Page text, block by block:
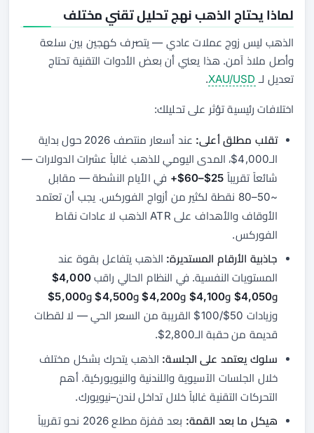
لماذا يحتاج الذهب نهج تحليل تقني مختلف
الذهب ليس زوج عملات عادي — يتصرف كهجين بين سلعة
وأصل ملاذ آمن. هذا يعني أن بعض الأدوات التقنية تحتاج
تعديل لـ XAU/USD
.
اختلافات رئيسية تؤثر على تحليلك:
تقلب مطلق أعلى:
عند أسعار منتصف 2026 حول بداية
الـ4,000$، المدى اليومي للذهب غالباً عشرات الدولارات —
شائعاً تقريباً 25$–60$+
في الأيام النشطة — مقابل
~50–80 نقطة لكثير من أزواج الفوركس. يجب أن تعتمد
الأوقاف والأهداف على ATR الذهب لا عادات نقاط
الفوركس.
جاذبية الأرقام المستديرة: الذهب يتفاعل بقوة عند
المستويات النفسية. في النظام الحالي راقب
4,000$
و4,050$ و4,100$ و4,200$ و4,500$ و5,000$
وزيادات 50$/100$ القريبة من السعر الحي — لا لقطات
قديمة من حقبة الـ2,800$.
سلوك يعتمد على الجلسة: الذهب يتحرك بشكل مختلف
خلال الجلسات الآسيوية واللندنية والنيويوركية. أهم
التحركات التقنية غالباً خلال تداخل لندن–نيويورك.
هيكل ما بعد القمة: بعد قفزة مطلع 2026 نحو تقريباً